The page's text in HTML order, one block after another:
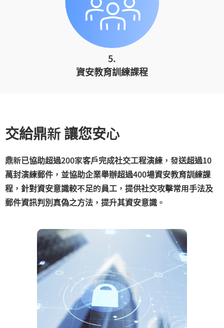
5.
資安教育訓練課程
交給鼎新 讓您安心
鼎新已協助超過200家客戶完成社交工程演練，發送超過10
萬封演練郵件，並協助企業舉辦超過400場資安教育訓練課
程，針對資安意識較不足的員工，提供社交攻擊常用手法及
郵件資訊判別真偽之方法，提升其資安意識。